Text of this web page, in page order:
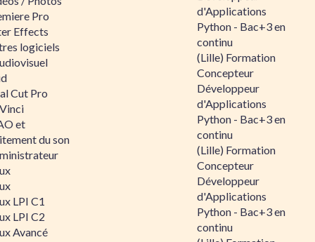
Pro
Effects
logiciels
Cut Pro
et
du son
LPI C1
LPI C2
Avancé
d'Applications
Python - Bac+3 en
continu
(Lille) Formation
Concepteur
Développeur
d'Applications
Python - Bac+3 en
continu
(Lille) Formation
Concepteur
Développeur
d'Applications
Python - Bac+3 en
continu